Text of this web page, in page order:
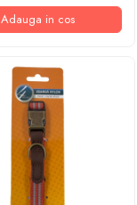
Adauga in cos